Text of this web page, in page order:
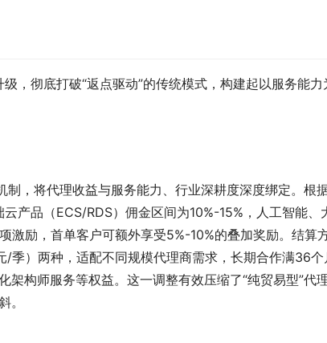
，彻底打破“返点驱动”的传统模式，构建起以服务能力
制，将代理收益与服务能力、行业深耕度深度绑定。根
产品（ECS/RDS）佣金区间为10%-15%，人工智能、
激励，首单客户可额外享受5%-10%的叠加奖励。结算
）两种，适配不同规模代理商需求，长期合作满36个
构师服务等权益。这一调整有效压缩了“纯贸易型”代
。